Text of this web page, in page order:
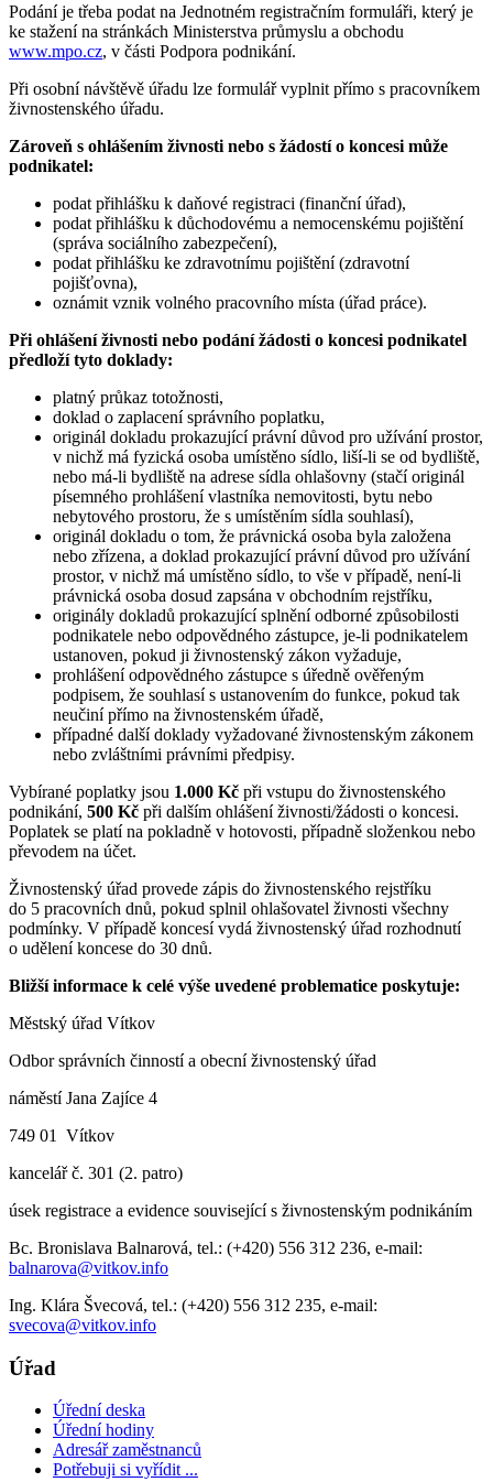
Podání je třeba podat na Jednotném registračním formuláři, který je
ke stažení na stránkách Ministerstva průmyslu a obchodu
www.mpo.cz, v části Podpora podnikání.
Při osobní návštěvě úřadu lze formulář vyplnit přímo s pracovníkem
živnostenského úřadu.
Zároveň s ohlášením živnosti nebo s žádostí o koncesi může
podnikatel:
podat přihlášku k daňové registraci (finanční úřad),
podat přihlášku k důchodovému a nemocenskému pojištění
(správa sociálního zabezpečení),
podat přihlášku ke zdravotnímu pojištění (zdravotní
pojišťovna),
oznámit vznik volného pracovního místa (úřad práce).
Při ohlášení živnosti nebo podání žádosti o koncesi podnikatel
předloží tyto doklady:
platný průkaz totožnosti,
doklad o zaplacení správního poplatku,
originál dokladu prokazující právní důvod pro užívání prostor,
v nichž má fyzická osoba umístěno sídlo, liší-li se od bydliště,
nebo má-li bydliště na adrese sídla ohlašovny (stačí originál
písemného prohlášení vlastníka nemovitosti, bytu nebo
nebytového prostoru, že s umístěním sídla souhlasí),
originál dokladu o tom, že právnická osoba byla založena
nebo zřízena, a doklad prokazující právní důvod pro užívání
prostor, v nichž má umístěno sídlo, to vše v případě, není-li
právnická osoba dosud zapsána v obchodním rejstříku,
originály dokladů prokazující splnění odborné způsobilosti
podnikatele nebo odpovědného zástupce, je-li podnikatelem
ustanoven, pokud ji živnostenský zákon vyžaduje,
prohlášení odpovědného zástupce s úředně ověřeným
podpisem, že souhlasí s ustanovením do funkce, pokud tak
neučiní přímo na živnostenském úřadě,
případné další doklady vyžadované živnostenským zákonem
nebo zvláštními právními předpisy.
Vybírané poplatky jsou 1.000 Kč při vstupu do živnostenského
podnikání, 500 Kč při dalším ohlášení živnosti/žádosti o koncesi.
Poplatek se platí na pokladně v hotovosti, případně složenkou nebo
převodem na účet.
Živnostenský úřad provede zápis do živnostenského rejstříku
do 5 pracovních dnů, pokud splnil ohlašovatel živnosti všechny
podmínky. V případě koncesí vydá živnostenský úřad rozhodnutí
o udělení koncese do 30 dnů.
Bližší informace k celé výše uvedené problematice poskytuje:
Městský úřad Vítkov
Odbor správních činností a obecní živnostenský úřad
náměstí Jana Zajíce 4
749 01 Vítkov
kancelář č. 301 (2. patro)
úsek registrace a evidence související s živnostenským podnikáním
Bc. Bronislava Balnarová, tel.: (+420) 556 312 236, e-mail:
balnarova@vitkov.info
Ing. Klára Švecová, tel.: (+420) 556 312 235, e-mail:
svecova@vitkov.info
Úřad
Úřední deska
Úřední hodiny
Adresář zaměstnanců
Potřebuji si vyřídit ...